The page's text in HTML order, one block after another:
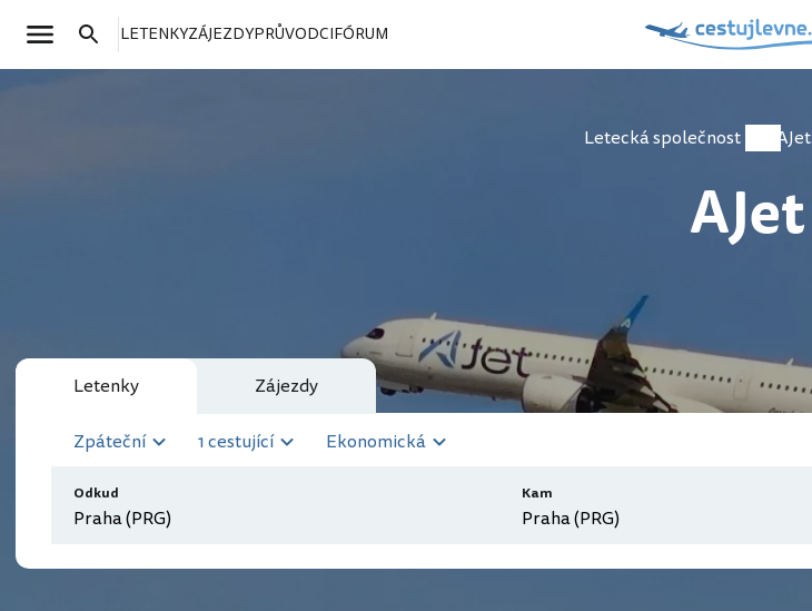
LETENKYZÁJEZDYPRŮVODCIFÓRUM
Letecká společnost AJet
AJet
Letenky Zájezdy
Zpáteční 1 cestující Ekonomická
Odkud Kam